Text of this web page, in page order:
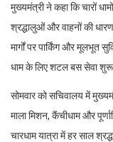
मुख्यमंत्री ने कहा कि चारों
श्रद्धालुओं और वाहनों की
मार्गों पर पार्किंग और मूलभूत
धाम के लिए शटल बस सेवा शुरू
सोमवार को सचिवालय में
माला मिशन, कैंचीधाम और
चारधाम यात्रा में हर साल